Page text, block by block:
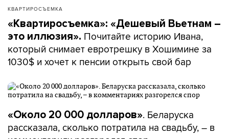
КВАРТИРОСЪЕМКА
«Квартиросъемка»: «Дешевый Вьетнам –
это иллюзия». Почитайте историю Ивана,
который снимает евротрешку в Хошимине за
1030$ и хочет к пенсии открыть свой бар
«Около 20 000 долларов». Беларуска
рассказала, сколько потратила на свадьбу, – в